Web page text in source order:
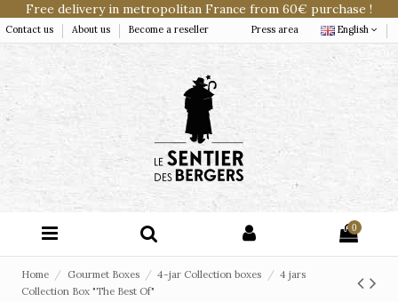
Free delivery in metropolitan France from 60€ purchase !
Contact us About us Become a reseller Press area English
0
Home Gourmet Boxes 4-jar Collection boxes
4 jars
Collection Box "The Best Of"